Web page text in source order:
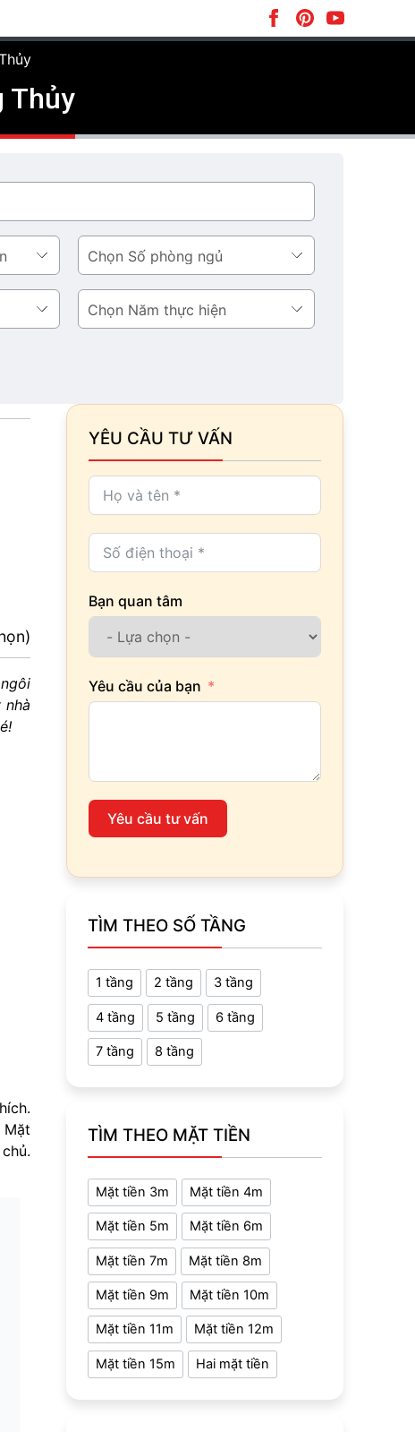
Thủy
Số
phòng
ngủ
Năm
thực
Mặt
YÊU CẦU TƯ VẤN
Bạn quan tâm
Yêu cầu của bạn
Yêu cầu tư vấn
TÌM THEO SỐ TẦNG
1 tầng 2 tầng 3 tầng
4 tầng 5 tầng 6 tầng
7 tầng 8 tầng
TÌM THEO MẶT TIỀN
Mặt tiền 3m Mặt tiền 4m
Mặt tiền 5m Mặt tiền 6m
Mặt tiền 7m Mặt tiền 8m
Mặt tiền 9m Mặt tiền 10m
Mặt tiền 11m Mặt tiền 12m
Mặt tiền 15m Hai mặt tiền